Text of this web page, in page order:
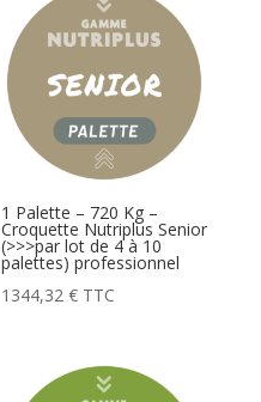
1 Palette – 720 Kg –
Croquette Nutriplus Senior
(>>>par lot de 4 à 10
palettes) professionnel
1344,32€ TTC